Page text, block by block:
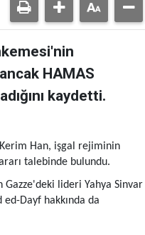
HAMAS
kaydetti.
Kerim Han, işgal rejiminin
talebinde bulundu.
Gazze'deki lideri Yahya Sinvar
Dayf hakkında da